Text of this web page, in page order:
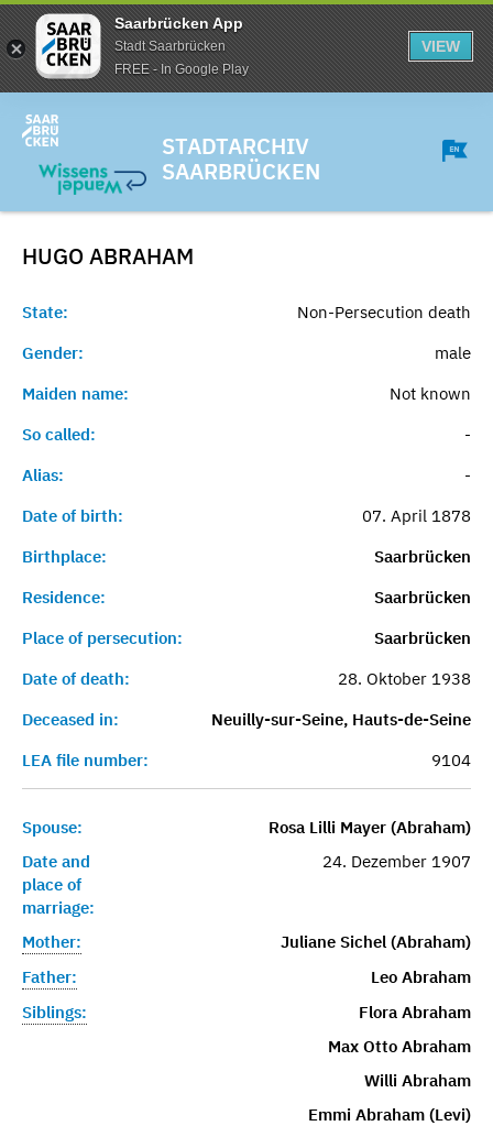
Saarbrücken App
Stadt Saarbrücken
FREE - In Google Play
VIEW
STADTARCHIV
SAARBRÜCKEN
HUGOABRAHAM
State:
Non-Persecution death
Gender:
male
Maiden name:
Not known
So called:
-
Alias:
-
Date of birth:
07. April 1878
Birthplace:
Saarbrücken
Residence:
Saarbrücken
Place of persecution:
Saarbrücken
Date of death:
28. Oktober 1938
Deceased in:
Neuilly-sur-Seine, Hauts-de-Seine
LEA file number:
9104
Spouse:
Rosa Lilli Mayer (Abraham)
Date and
place of
marriage:
24. Dezember 1907
Mother:
Juliane Sichel (Abraham)
Father:
Leo Abraham
Siblings:
Flora Abraham
Max Otto Abraham
Willi Abraham
Emmi Abraham (Levi)